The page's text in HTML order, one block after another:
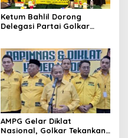
Ketum Bahlil Dorong
Delegasi Partai Golkar
Hingga Industrialisasi dari
China
AMPG Gelar Diklat
Nasional, Golkar Tekankan